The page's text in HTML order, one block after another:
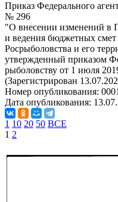
Приказ Федерального
№ 296
"О внесении изменений в
и ведения бюджетных смет
Росрыболовства и его
утвержденный приказом
рыболовству от 1 июля
(Зарегистрирован
Номер опубликования:
Дата опубликования:
1 10 20 50 ВСЕ
1 2